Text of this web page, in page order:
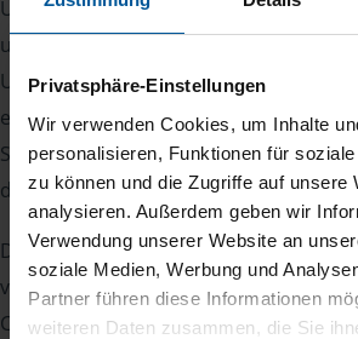
Privatsphäre-Einstellungen
Wir verwenden Cookies, um Inhalte
personalisieren, Funktionen für
zu können und die Zugriffe auf unsere
analysieren. Außerdem geben wir
Verwendung unserer Website an
soziale Medien, Werbung und
Partner führen diese Informationen
weiteren Daten zusammen, die Sie
Um Ihre Steuererklärung erstellen zu
unsere Beraterinnen und Berater eine
Unterlagen von Ihnen. Dazu gehört
elektronische
Steueridentifikationsnummer, der
die Bescheinigung über das
Damit Sie sich gut vorbereiten können
vielen Nachweise vergessen, stellen
Checkliste für Arbeitnehmer, Beamte,